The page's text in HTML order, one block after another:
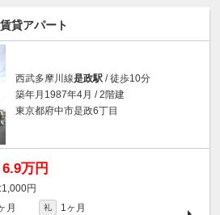
貸アパート
西武多摩川線是政駅 / 徒歩10分
築年月1987年4月 / 2階建
東京都府中市是政6丁目
6.9万円
1,000円
月 礼
1ヶ月